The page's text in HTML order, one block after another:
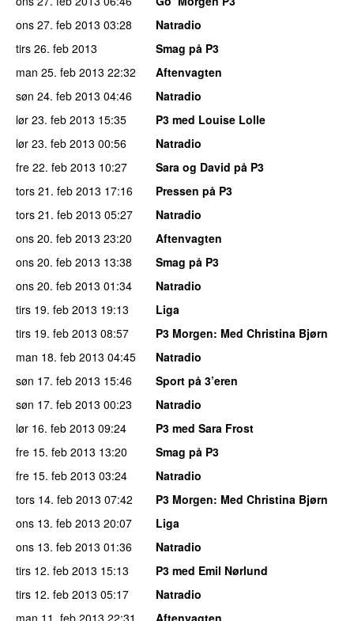
ons 27. feb 2013 03:28
Natradio
tirs 26. feb 2013
Smag på P3
man 25. feb 2013 22:32
Aftenvagten
søn 24. feb 2013 04:46
Natradio
lør 23. feb 2013 15:35
P3 med Louise Lolle
lør 23. feb 2013 00:56
Natradio
fre 22. feb 2013 10:27
Sara og David på P3
tors 21. feb 2013 17:16
Pressen på P3
tors 21. feb 2013 05:27
Natradio
ons 20. feb 2013 23:20
Aftenvagten
ons 20. feb 2013 13:38
Smag på P3
ons 20. feb 2013 01:34
Natradio
tirs 19. feb 2013 19:13
Liga
tirs 19. feb 2013 08:57 P3 Morgen: Med Christina Bjørn
man 18. feb 2013 04:45
Natradio
søn 17. feb 2013 15:46
Sport på 3’eren
søn 17. feb 2013 00:23
Natradio
lør 16. feb 2013 09:24
P3 med Sara Frost
fre 15. feb 2013 13:20
Smag på P3
fre 15. feb 2013 03:24
Natradio
tors 14. feb 2013 07:42 P3 Morgen: Med Christina Bjørn
ons 13. feb 2013 20:07
Liga
ons 13. feb 2013 01:36
Natradio
tirs 12. feb 2013 15:13
P3 med Emil Nørlund
tirs 12. feb 2013 05:17
Natradio
man 11. feb 2013 22:31 Aftenvagten